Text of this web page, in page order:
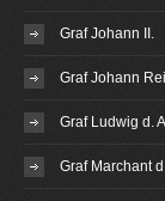
Graf Johann II.
Graf Johann
Graf Ludwig d.
Graf Marchant